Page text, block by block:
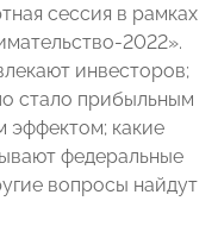
сессия в рамках
2022».
инвесторов;
стало прибыльным
какие
федеральные
вопросы найдут